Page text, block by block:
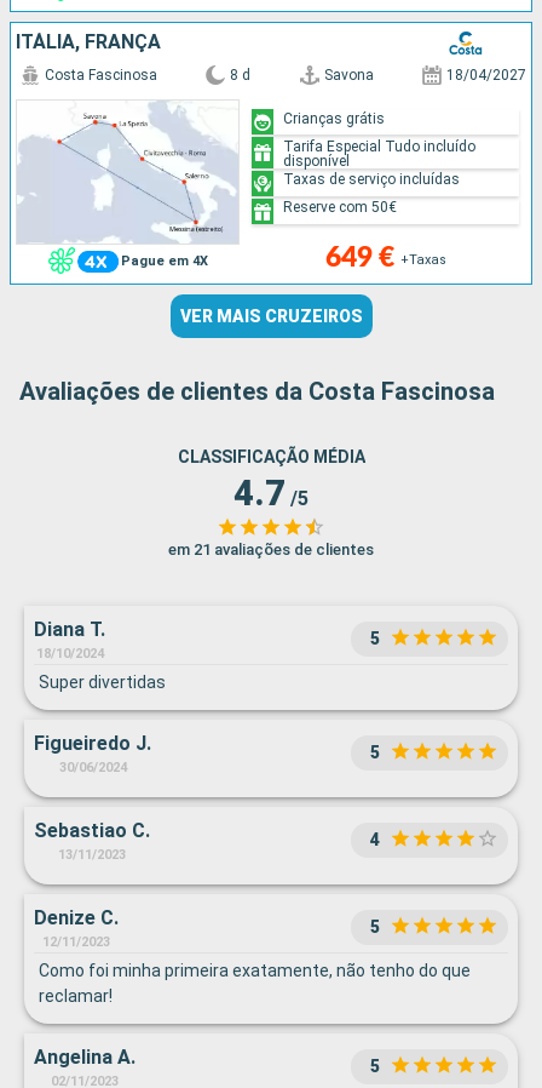
ITÁLIA, FRANÇA
Pague em 4X
Costa Fascinosa 8 d Savona 18/04/2027
649 € +Taxas
Crianças grátis
Tarifa Especial Tudo incluído
disponível
Taxas de serviço incluídas
Reserve com 50€
VER MAIS CRUZEIROS
Avaliações de clientes da Costa Fascinosa
CLASSIFICAÇÃO MÉDIA
4.7 /5
em 21 avaliações de clientes
Diana T.
18/10/2024
5
Super divertidas
Figueiredo J.
30/06/2024
5
Sebastiao C.
13/11/2023
4
Denize C.
12/11/2023
5
Como foi minha primeira exatamente, não tenho do que
reclamar!
Angelina A.
02/11/2023
5